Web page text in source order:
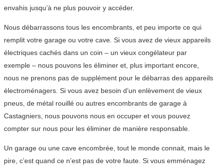
envahis jusqu’à ne plus pouvoir y accéder.
Nous débarrassons tous les encombrants, et peu importe ce qui
remplit votre garage ou votre cave. Si vous avez de vieux appareils
électriques cachés dans un coin – un vieux congélateur par
exemple – nous pouvons les éliminer et, plus important encore,
nous ne prenons pas de supplément pour le débarras des appareils
électroménagers. Si vous avez besoin d’un enlèvement de vieux
pneus, de métal rouillé ou autres encombrants de garage à
Castagniers, nous pouvons nous en occuper et vous pouvez
compter sur nous pour les éliminer de manière responsable.
Un garage ou une cave encombrée, tout le monde connait, mais le
pire, c’est quand ce n’est pas de votre faute. Si vous emménagez